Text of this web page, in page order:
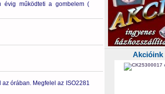
évig működteti a gombelem (
órában. Megfelel az ISO2281
Akcióink